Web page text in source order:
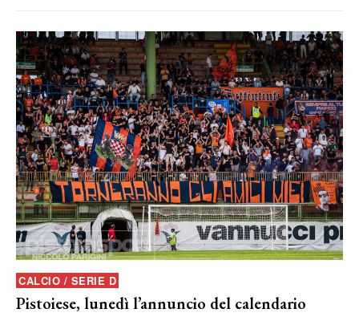
CALCIO / SERIE D
Pistoiese, lunedì l’annuncio del calendario